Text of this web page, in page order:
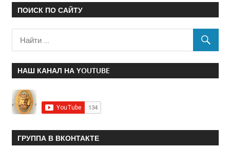
ПОИСК ПО САЙТУ
НАШ КАНАЛ НА YOUTUBE
ГРУППА В ВКОНТАКТЕ